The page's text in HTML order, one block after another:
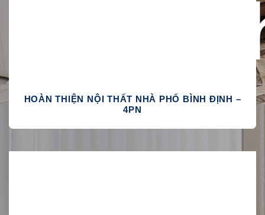
HOÀN THIỆN NỘI THẤT NHÀ PHỐ BÌNH ĐỊNH –
4PN